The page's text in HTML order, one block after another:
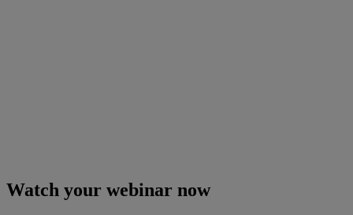
Watch your webinar now